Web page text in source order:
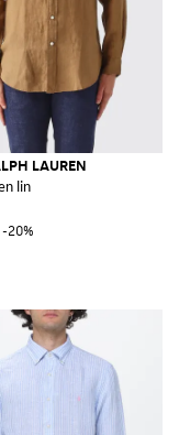
LAUREN
lin
-20%